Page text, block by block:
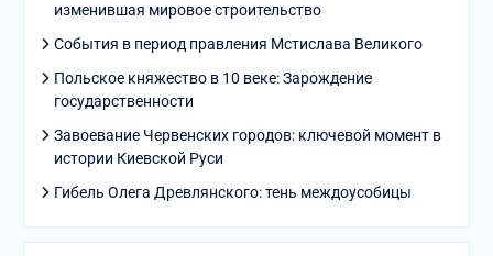
изменившая мировое строительство
События в период правления Мстислава Великого
Польское княжество в 10 веке: Зарождение
государственности
Завоевание Червенских городов: ключевой момент в
истории Киевской Руси
Гибель Олега Древлянского: тень междоусобицы